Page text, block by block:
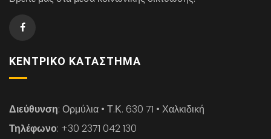
ΚΕΝΤΡΙΚΌ ΚΑΤΆΣΤΗΜΑ
Διεύθυνση: Ορμύλια • Τ.Κ. 630 71 • Χαλκιδική
Τηλέφωνο: +30 2371 042 130